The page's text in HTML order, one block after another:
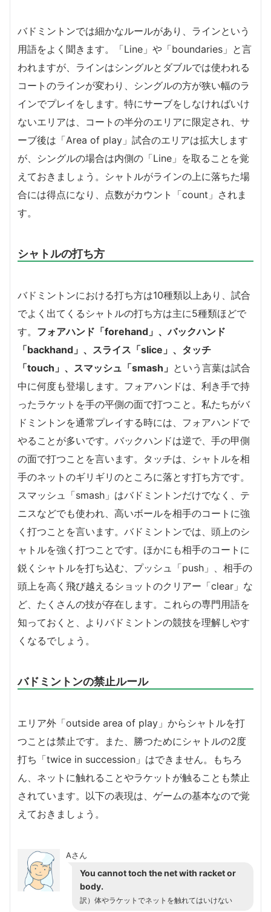
バドミントンでは細かなルールがあり、ラインという
用語をよく聞きます。「Line」や「boundaries」と言
われますが、ラインはシングルとダブルでは使われる
コートのラインが変わり、シングルの方が狭い幅のラ
インでプレイをします。特にサーブをしなければいけ
ないエリアは、コートの半分のエリアに限定され、サ
ーブ後は「Area of play」試合のエリアは拡大します
が、シングルの場合は内側の「Line」を取ることを覚
えておきましょう。シャトルがラインの上に落ちた場
合には得点になり、点数がカウント「count」されま
す。
シャトルの打ち方
バドミントンにおける打ち方は10種類以上あり、試合
でよく出てくるシャトルの打ち方は主に5種類ほどで
す。 フォアハンド「forehand」、バックハンド
「backhand」、スライス「slice」、タッチ
「touch」、スマッシュ「smash」 という言葉は試合
中に何度も登場します。フォアハンドは、利き手で持
ったラケットを手の平側の面で打つこと。私たちがバ
ドミントンを通常プレイする時には、フォアハンドで
やることが多いです。バックハンドは逆で、手の甲側
の面で打つことを言います。タッチは、シャトルを相
手のネットのギリギリのところに落とす打ち方です。
スマッシュ「smash」はバドミントンだけでなく、テ
ニスなどでも使われ、高いボールを相手のコートに強
く打つことを言います。バドミントンでは、頭上のシ
ャトルを強く打つことです。ほかにも相手のコートに
鋭くシャトルを打ち込む、プッシュ「push」、相手の
頭上を高く飛び越えるショットのクリアー「clear」な
ど、たくさんの技が存在します。これらの専門用語を
知っておくと、よりバドミントンの競技を理解しやす
くなるでしょう。
バドミントンの禁止ルール
エリア外「outside area of play」からシャトルを打
つことは禁止です。また、勝つためにシャトルの2度
打ち「twice in succession」はできません。もちろ
ん、ネットに触れることやラケットが触ることも禁止
されています。以下の表現は、ゲームの基本なので覚
えておきましょう。
Aさん
You cannot toch the net with racket or
body.
訳）体やラケットでネットを触れてはいけない